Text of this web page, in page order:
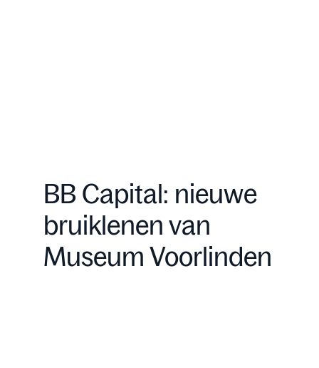
BB Capital: nieuwe
bruiklenen van
Museum Voorlinden